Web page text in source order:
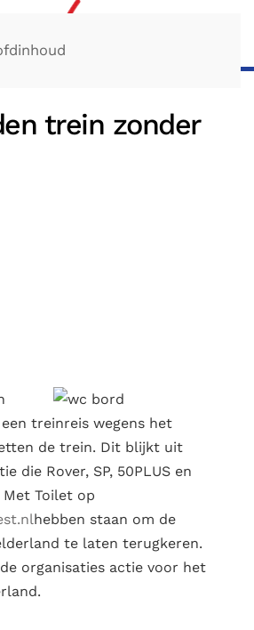
trein zonder
treinreis wegens het
de trein. Dit blijkt uit
die Rover, SP, 50PLUS en
Toilet op
hebben staan om de
te laten terugkeren.
organisaties actie voor het